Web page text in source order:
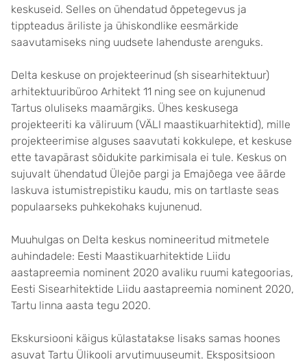
keskuseid. Selles on ühendatud õppetegevus ja
tippteadus äriliste ja ühiskondlike eesmärkide
saavutamiseks ning uudsete lahenduste arenguks.
Delta keskuse on projekteerinud (sh sisearhitektuur)
arhitektuuribüroo Arhitekt 11 ning see on kujunenud
Tartus oluliseks maamärgiks. Ühes keskusega
projekteeriti ka väliruum (VÄLI maastikuarhitektid), mille
projekteerimise alguses saavutati kokkulepe, et keskuse
ette tavapärast sõidukite parkimisala ei tule. Keskus on
sujuvalt ühendatud Ülejõe pargi ja Emajõega vee äärde
laskuva istumistrepistiku kaudu, mis on tartlaste seas
populaarseks puhkekohaks kujunenud.
Muuhulgas on Delta keskus nomineeritud mitmetele
auhindadele: Eesti Maastikuarhitektide Liidu
aastapreemia nominent 2020 avaliku ruumi kategoorias,
Eesti Sisearhitektide Liidu aastapreemia nominent 2020,
Tartu linna aasta tegu 2020.
Ekskursiooni käigus külastatakse lisaks samas hoones
asuvat Tartu Ülikooli arvutimuuseumit. Ekspositsioon